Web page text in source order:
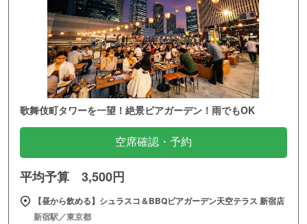
歌舞伎町タワーを一望！絶景ビアガーデン！雨でもOK
空席確認・予約
平均予算 3,500円
【昼から飲める】シュラスコ＆BBQビアガーデン天空テラス 新宿店
新宿駅／東京都